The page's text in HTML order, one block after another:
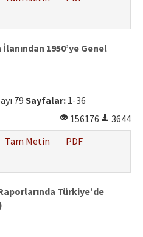
1950’ye Genel
79 Sayfalar: 1-36
156176
3644
Tam Metin
PDF
Türkiye’de